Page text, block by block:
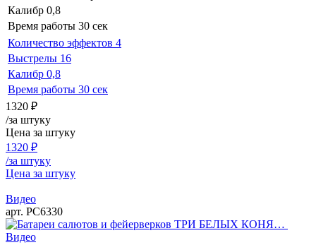
Калибр 0,8
Время работы 30 сек
Количество эффектов 4
Выстрелы 16
Калибр 0,8
Время работы 30 сек
1320 ₽
/за штуку
Цена за штуку
1320 ₽
/за штуку
Цена за штуку
Видео
арт. РС6330
Видео